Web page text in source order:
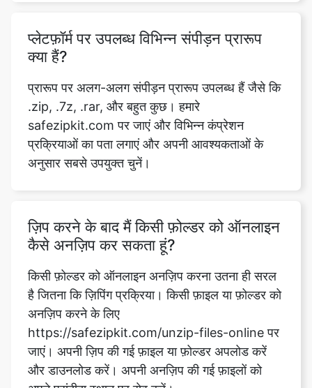
प्रारूप पर अलग-अलग संपीड़न प्रारूप उपलब्ध हैं जैसे कि
.zip, .7z, .rar, और बहुत कुछ। हमारे
प्रक्रियाओं का पता लगाएं और अपनी आवश्यकताओं के
अनुसार सबसे उपयुक्त चुनें।
ज़िप करने के बाद मैं किसी फ़ोल्डर को ऑनलाइन
किसी फ़ोल्डर को ऑनलाइन अनज़िप करना उतना ही सरल
है जितना कि ज़िपिंग प्रक्रिया। किसी फ़ाइल या फ़ोल्डर को
https://safezipkit.com/unzip-files-online पर
जाएं। अपनी ज़िप की गई फ़ाइल या फ़ोल्डर अपलोड करें
और डाउनलोड करें। अपनी अनज़िप की गई फ़ाइलों को
अपने पसंदीदा स्थान पर सेव करें।